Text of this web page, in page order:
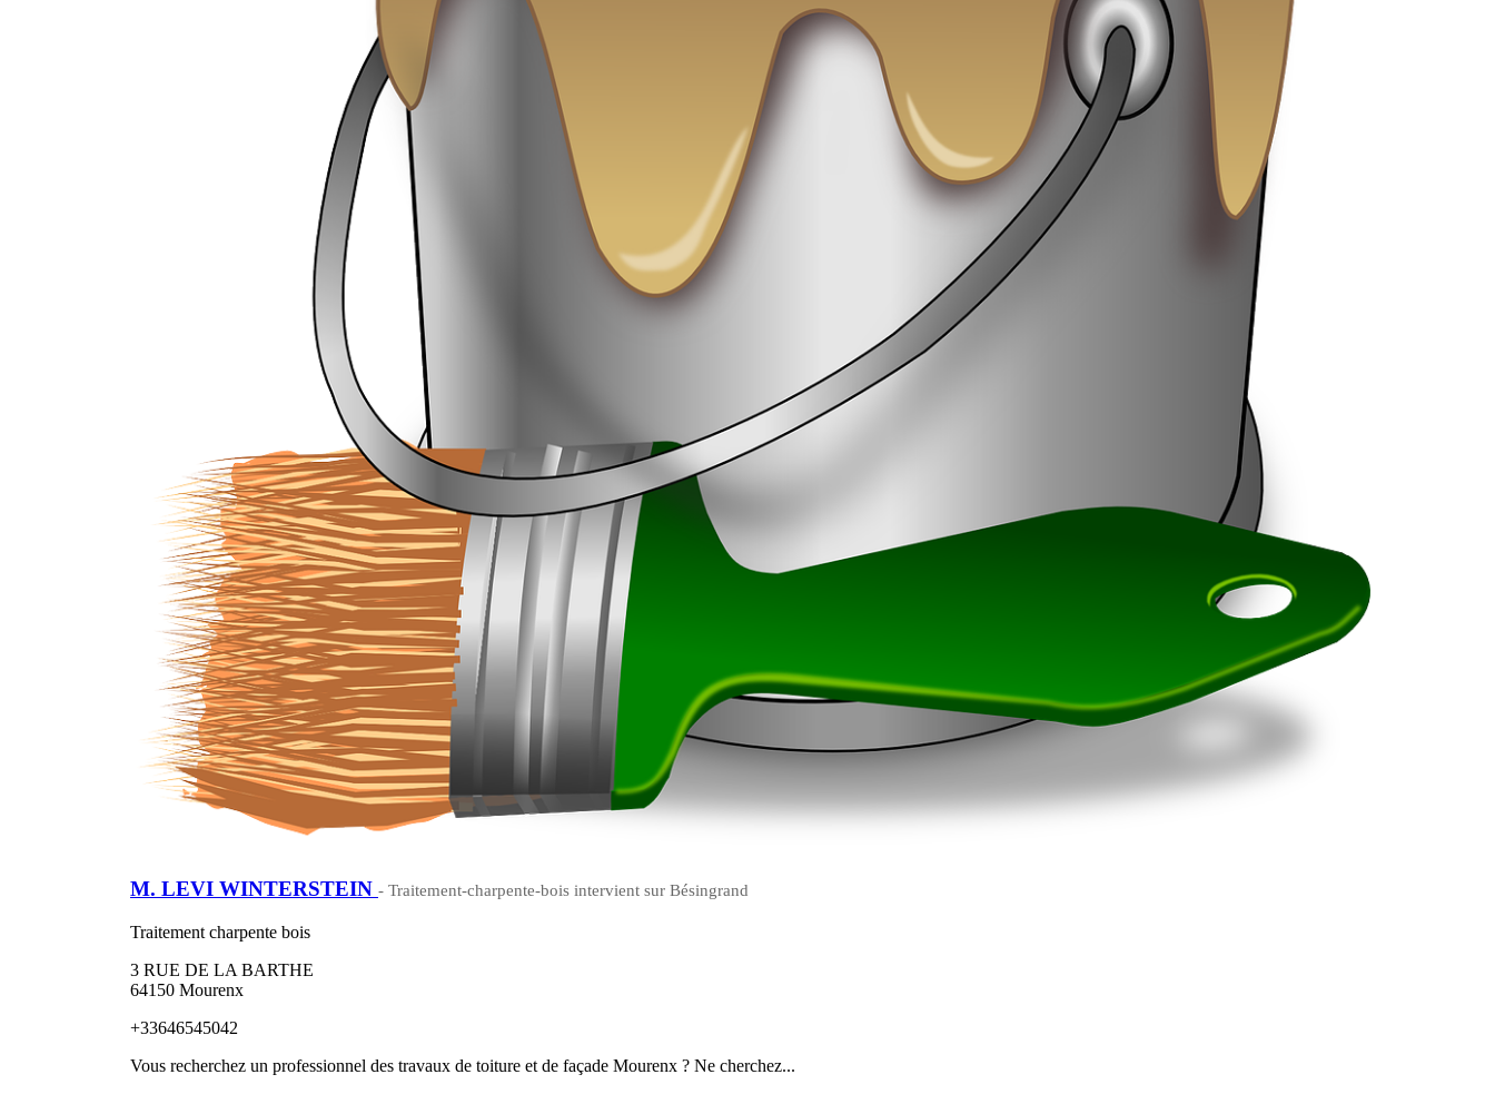
M. LEVI WINTERSTEIN - Traitement-charpente-bois intervient sur Bésingrand
Traitement charpente bois
3 RUE DE LA BARTHE
64150 Mourenx
+33646545042
Vous recherchez un professionnel des travaux de toiture et de façade Mourenx ? Ne cherchez...